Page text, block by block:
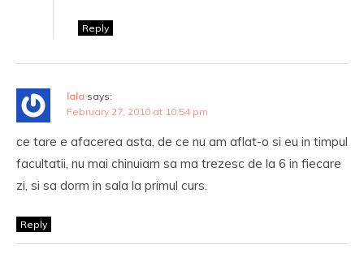
Reply
lala says:
February 27, 2010 at 10:54 pm
ce tare e afacerea asta, de ce nu am aflat-o si eu in timpul
facultatii, nu mai chinuiam sa ma trezesc de la 6 in fiecare
zi, si sa dorm in sala la primul curs.
Reply